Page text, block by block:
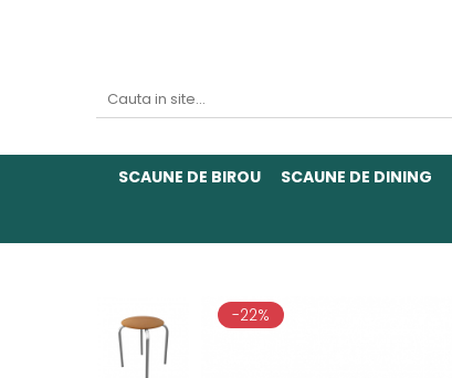
SCAUNE DE BIROU SCAUNE DE DINING
-22%